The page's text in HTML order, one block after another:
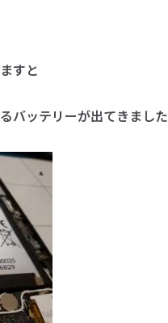
すと
バッテリーが出てきました